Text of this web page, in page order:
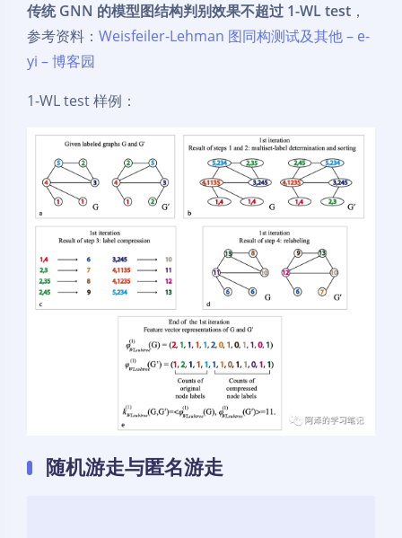
传统 GNN 的模型图结构判别效果不超过 1-WL test ，
参考资料： Weisfeiler-Lehman 图同构测试及其他 – e-
yi – 博客园
1-WL test 样例：
随机游走与匿名游走